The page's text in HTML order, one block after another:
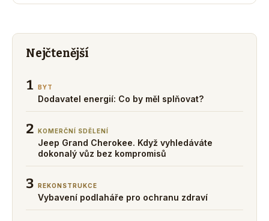
Nejčtenější
1 BYT
Dodavatel energií: Co by měl splňovat?
2 KOMERČNÍ SDĚLENÍ
Jeep Grand Cherokee. Když vyhledáváte
dokonalý vůz bez kompromisů
3 REKONSTRUKCE
Vybavení podlaháře pro ochranu zdraví